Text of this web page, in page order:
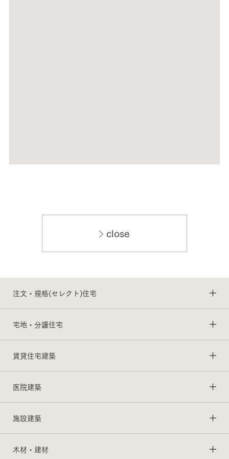
close
注文・規格(セレクト)住宅
宅地・分譲住宅
賃貸住宅建築
医院建築
施設建築
木材・建材